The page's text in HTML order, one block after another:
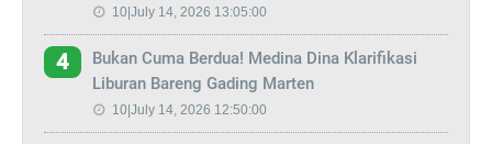
10|July 14, 2026 13:05:00
4
Bukan Cuma Berdua! Medina Dina Klarifikasi
Liburan Bareng Gading Marten
10|July 14, 2026 12:50:00